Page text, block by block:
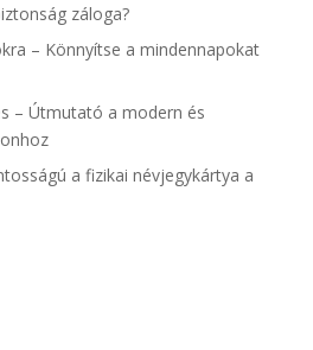
záloga?
– Könnyítse a mindennapokat
– Útmutató a modern és
a fizikai névjegykártya a